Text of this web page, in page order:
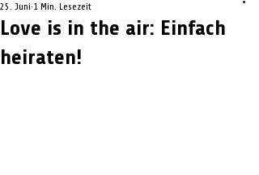
Love is in the air: Einfach
heiraten!
25. Juni 1 Min. Lesezeit